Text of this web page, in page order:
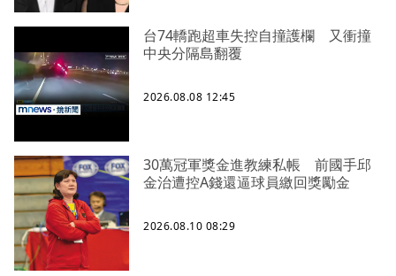
台74轎跑超車失控自撞護欄 又衝撞
中央分隔島翻覆
2026.08.08 12:45
30萬冠軍獎金進教練私帳 前國手邱
金治遭控A錢還逼球員繳回獎勵金
2026.08.10 08:29